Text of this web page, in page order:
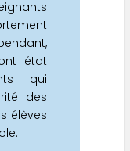
état
qui
des
élèves